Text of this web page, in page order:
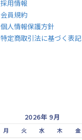
採用情報
会員規約
個人情報保護方針
特定商取引法に基づく表記
2026年 9月
月 火 水 木 金